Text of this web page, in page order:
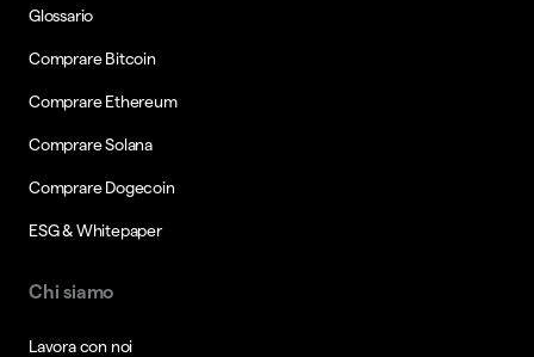
Glossario
Comprare Bitcoin
Comprare Ethereum
Comprare Solana
Comprare Dogecoin
ESG & Whitepaper
Chi siamo
Lavora con noi